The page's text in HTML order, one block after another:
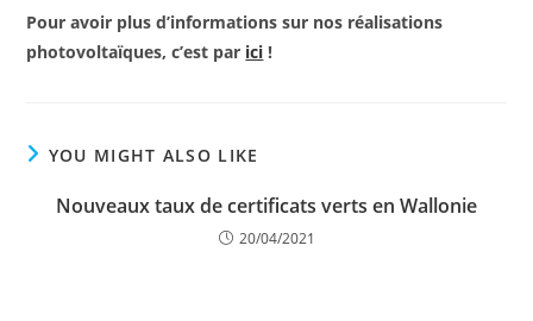
Pour avoir plus d’informations sur nos réalisations
photovoltaïques, c’est par ici !
YOU MIGHT ALSO LIKE
Nouveaux taux de certificats verts en Wallonie
20/04/2021